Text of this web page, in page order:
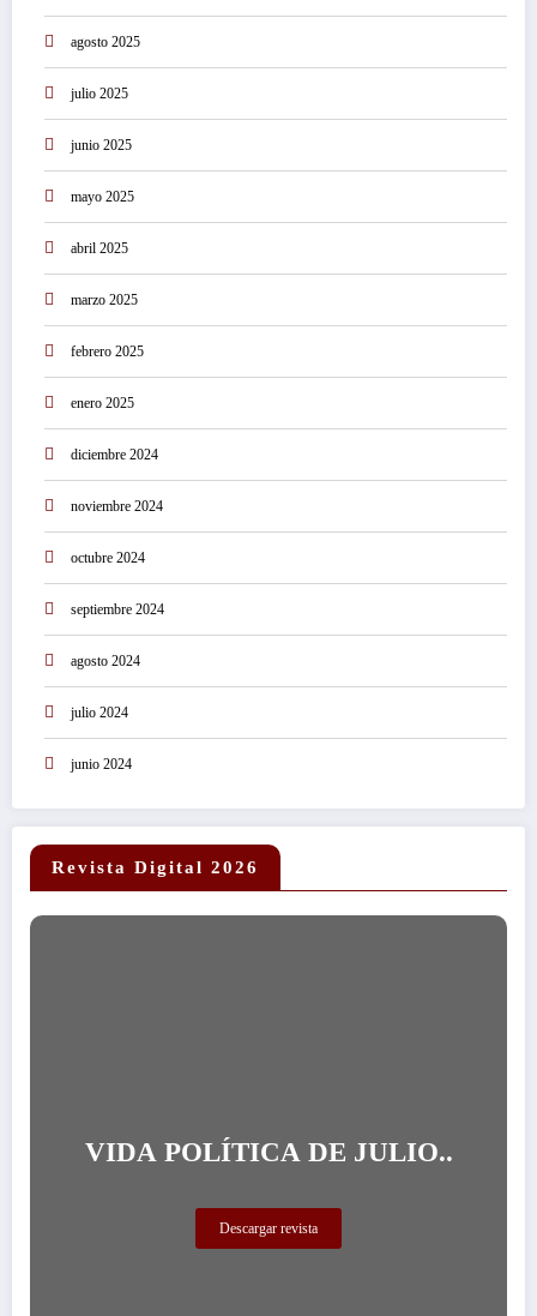
agosto 2025
julio 2025
junio 2025
mayo 2025
abril 2025
marzo 2025
febrero 2025
enero 2025
diciembre 2024
noviembre 2024
octubre 2024
septiembre 2024
agosto 2024
julio 2024
junio 2024
Revista Digital 2026
VIDA POLÍTICA DE JULIO..
Descargar revista